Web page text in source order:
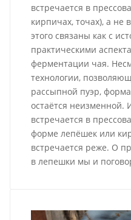
встречается в
кирпичах, точах), а
этого связаны как с
практическими
ферментации чая.
технологии,
рассыпной пуэр,
остаётся
встречается в
форме лепёшек или
встречается реже. О
в лепешки мы и